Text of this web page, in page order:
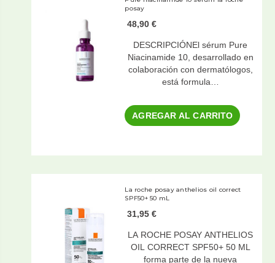
posay
48,90 €
DESCRIPCIÓNEl sérum Pure
Niacinamide 10, desarrollado en
colaboración con dermatólogos,
está formula…
AGREGAR AL CARRITO
La roche posay anthelios oil correct
SPF50+ 50 mL
31,95 €
LA ROCHE POSAY ANTHELIOS
OIL CORRECT SPF50+ 50 ML
forma parte de la nueva